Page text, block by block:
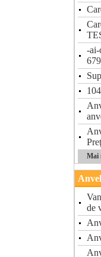
-ai-
Mai
de